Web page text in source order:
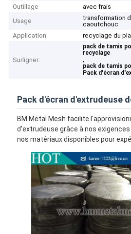
Outillage
avec frais
Usage
transformation
caoutchouc
Application
recyclage du
Surligner:
pack de tamis
recyclage
,
pack de tamis
Pack d'écran
Pack d'écran d'extrudeuse
BM Metal Mesh facilite
d'extrudeuse grâce à nos
nos matériaux disponibles pour